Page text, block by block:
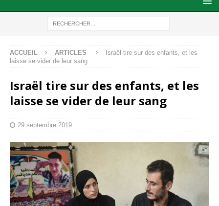
ACCUEIL ARTICLES
Israël tire sur des enfants, et les
laisse se vider de leur sang
Israël tire sur des enfants, et les
laisse se vider de leur sang
29 septembre 2019